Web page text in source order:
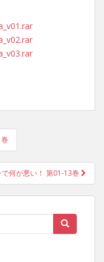
何が悪い！ 第01-13巻